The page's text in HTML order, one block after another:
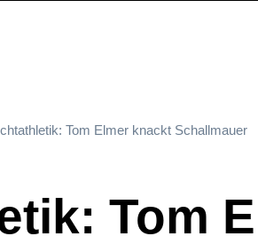
Tom Elmer knackt Schallmauer
Tom